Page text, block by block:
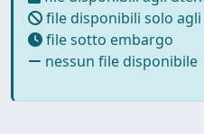
file disponibili solo
file sotto embargo
nessun file disponibile